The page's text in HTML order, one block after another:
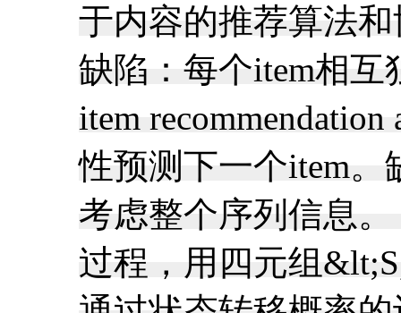
于内容的推荐算法和
缺陷：每个item相互
item
性预测下一个item。
考虑整个序列信息。
过程，用四元组